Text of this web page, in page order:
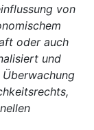
von
oder auch
und